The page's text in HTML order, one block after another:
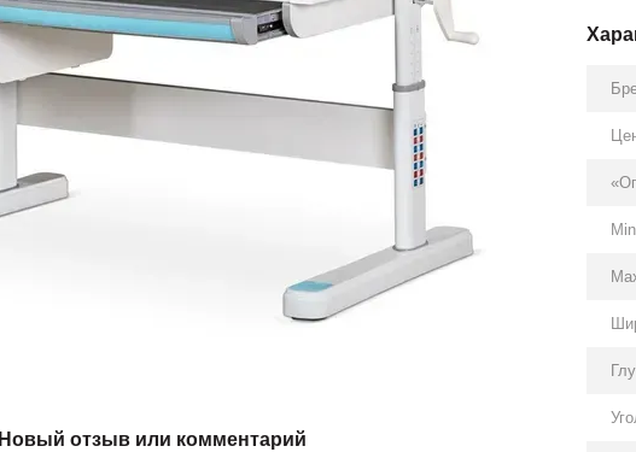
Новый отзыв или комментарий